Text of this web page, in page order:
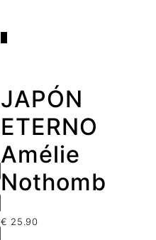
JAPÓN
ETERNO
Amélie
Nothomb
€ 25.90